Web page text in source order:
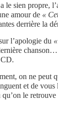
le sien propre,
amour de «
derrière la
l’apologie du
CD.
on ne peut
et de
le